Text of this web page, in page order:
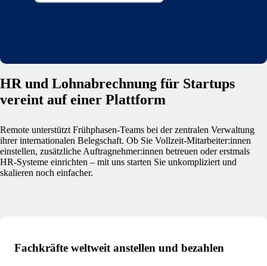
HR und Lohnabrechnung für Startups
vereint auf einer Plattform
Remote unterstützt Frühphasen‑Teams bei der zentralen Verwaltung
ihrer internationalen Belegschaft. Ob Sie Vollzeit‑Mitarbeiter:innen
einstellen, zusätzliche Auftragnehmer:innen betreuen oder erstmals
HR‑Systeme einrichten – mit uns starten Sie unkompliziert und
skalieren noch einfacher.
Fachkräfte weltweit anstellen und bezahlen